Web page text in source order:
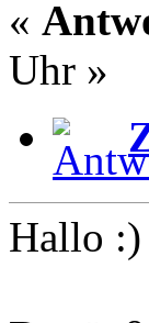
«
Uhr »
Hallo :)